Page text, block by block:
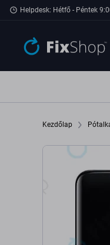
Ugrás az oldal fő részéhez
Helpdesk: Hétfő - Péntek
Kezdőlap